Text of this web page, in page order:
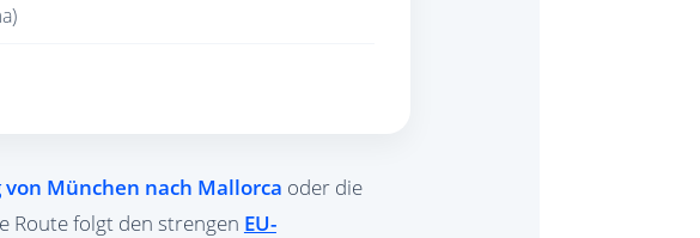
von München nach Mallorca oder die
Route folgt den strengen EU-